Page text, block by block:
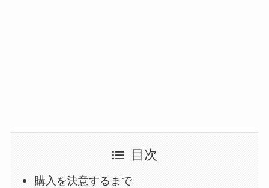
目次
購入を決意するまで